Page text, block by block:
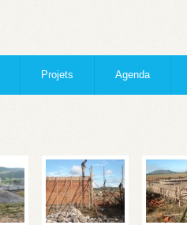
Projets Agenda